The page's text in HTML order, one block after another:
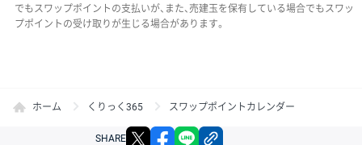
でもスワップポイントの支払いが、また、売建玉を保有している場合でもスワッ
プポイントの受け取りが生じる場合があります。
ホーム くりっく365 スワップポイントカレンダー
SHARE X facebook